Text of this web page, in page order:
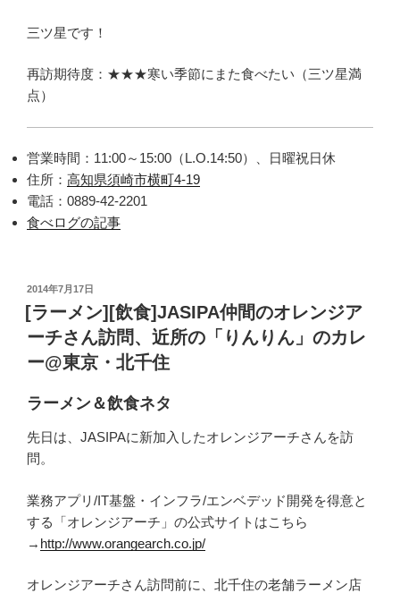
三ツ星です！
再訪期待度：★★★寒い季節にまた食べたい（三ツ星満
点）
営業時間：11:00～15:00（L.O.14:50）、日曜祝日休
住所： 高知県須崎市横町4-19
電話：0889-42-2201
食べログの記事
投
稿
日:
2014年7月17日
[ラーメン][飲食]JASIPA仲間のオレンジア
ーチさん訪問、近所の「りんりん」のカレ
ー@東京・北千住
ラーメン＆飲食ネタ
先日は、JASIPAに新加入したオレンジアーチさんを訪
問。
業務アプリ/IT基盤・インフラ/エンベデッド開発を得意と
する「オレンジアーチ」の公式サイトはこちら
→ http://www.orangearch.co.jp/
オレンジアーチさん訪問前に、北千住の老舗ラーメン店